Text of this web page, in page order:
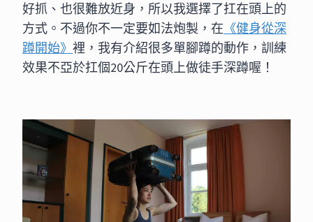
好抓、也很難放近身，所以我選擇了扛在頭上的
方式。不過你不一定要如法炮製，在 《健身從深
蹲開始》 裡，我有介紹很多單腳蹲的動作，訓練
效果不亞於扛個20公斤在頭上做徒手深蹲喔！